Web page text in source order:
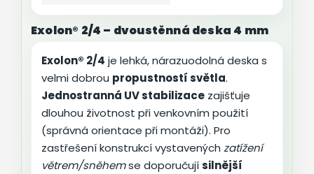
Exolon® 2/4 – dvoustěnná deska 4 mm
Exolon® 2/4 je lehká, nárazuodolná deska s
velmi dobrou propustností světla.
Jednostranná UV stabilizace zajišťuje
dlouhou životnost při venkovním použití
(správná orientace při montáži). Pro
zastřešení konstrukcí vystavených zatížení
větrem/sněhemse doporučujísilnější